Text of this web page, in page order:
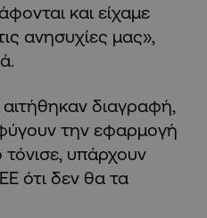
και είχαμε
ανησυχίες μας»,
διαγραφή,
την εφαρμογή
υπάρχουν
ότι δεν θα τα